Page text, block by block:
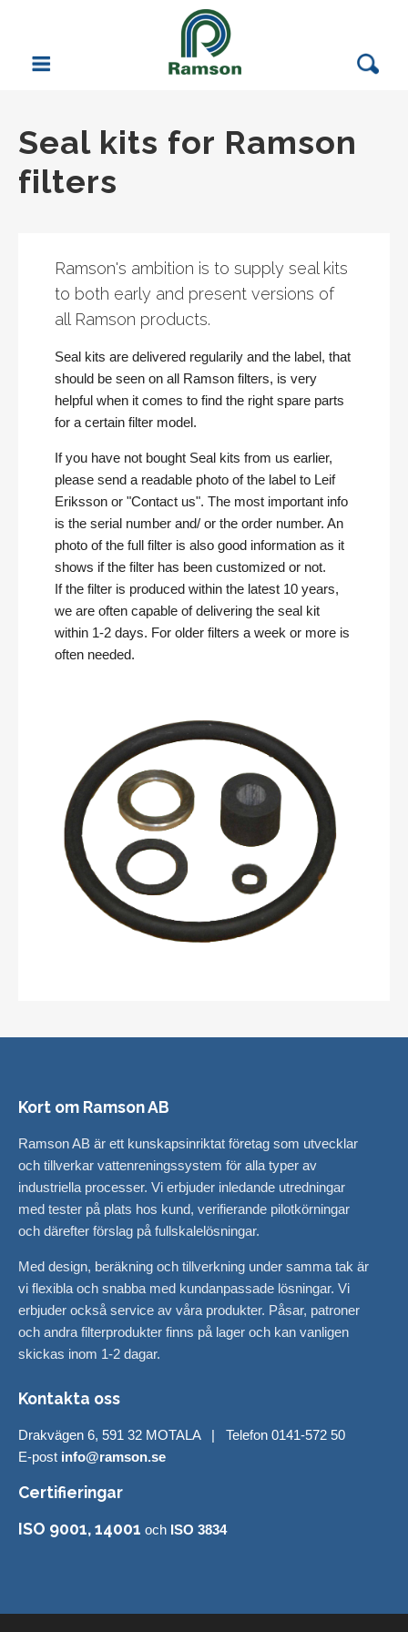
Filterprodukter
Filtreringstester
Kontakta oss
SVENSKA| ENGLISH
Seal kits for Ramson
filters
Ramson's ambition is to supply seal kits
to both early and present versions of
all Ramson products.
Seal kits are delivered regularily and the label, that
should be seen on all Ramson filters, is very
helpful when it comes to find the right spare parts
for a certain filter model.
If you have not bought Seal kits from us earlier,
please send a readable photo of the label to Leif
Eriksson or "Contact us". The most important info
is the serial number and/ or the order number. An
photo of the full filter is also good information as it
shows if the filter has been customized or not.
If the filter is produced within the latest 10 years,
we are often capable of delivering the seal kit
within 1-2 days. For older filters a week or more is
often needed.
Kort om Ramson AB
Ramson AB är ett kunskapsinriktat företag som utvecklar
och tillverkar vattenreningssystem för alla typer av
industriella processer. Vi erbjuder inledande utredningar
med tester på plats hos kund, verifierande pilotkörningar
och därefter förslag på fullskalelösningar.
Med design, beräkning och tillverkning under samma tak är
vi flexibla och snabba med kundanpassade lösningar. Vi
erbjuder också service av våra produkter. Påsar, patroner
och andra filterprodukter finns på lager och kan vanligen
skickas inom 1-2 dagar.
Kontakta oss
Drakvägen 6, 591 32 MOTALA | Telefon 0141-572 50
E-post info@ramson.se
Certifieringar
ISO 9001, 14001 och ISO 3834